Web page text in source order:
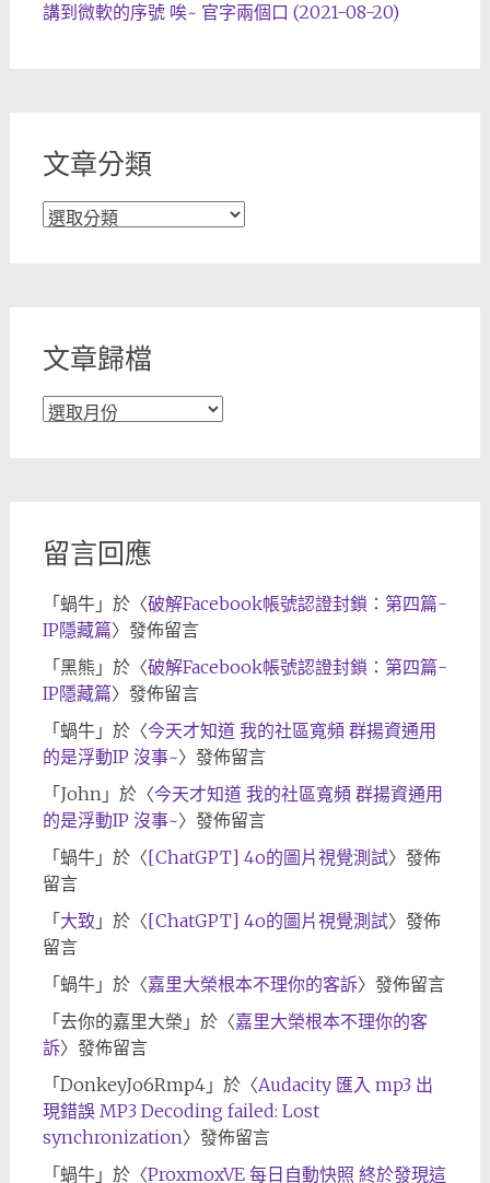
講到微軟的序號 唉~ 官字兩個口 (2021-08-20)
文章分類
文
文章歸檔
文
留言回應
「 蝸牛」於〈破解Facebook帳號認證封鎖：第四篇-
IP隱藏篇〉發佈留言
「 黑熊 」於〈破解Facebook帳號認證封鎖：第四篇-
IP隱藏篇〉發佈留言
「 蝸牛」於〈今天才知道 我的社區寬頻 群揚資通用
的是浮動IP 沒事~〉發佈留言
「 John」於〈今天才知道 我的社區寬頻 群揚資通用
的是浮動IP 沒事~〉發佈留言
「 蝸牛」於〈[ChatGPT] 4o的圖片視覺測試〉發佈
留言
「 大致 」於〈[ChatGPT] 4o的圖片視覺測試〉發佈
留言
「 蝸牛」於〈嘉里大榮根本不理你的客訴〉發佈留言
「 去你的嘉里大榮 」於〈嘉里大榮根本不理你的客
訴〉發佈留言
「 DonkeyJo6Rmp4」於〈Audacity 匯入 mp3 出
現錯誤 MP3 Decoding failed: Lost
synchronization〉發佈留言
「 蝸牛」於〈ProxmoxVE 每日自動快照 終於發現這